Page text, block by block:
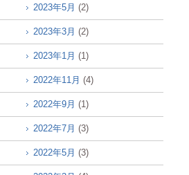
2023年5月 (2)
2023年3月 (2)
2023年1月 (1)
2022年11月 (4)
2022年9月 (1)
2022年7月 (3)
2022年5月 (3)